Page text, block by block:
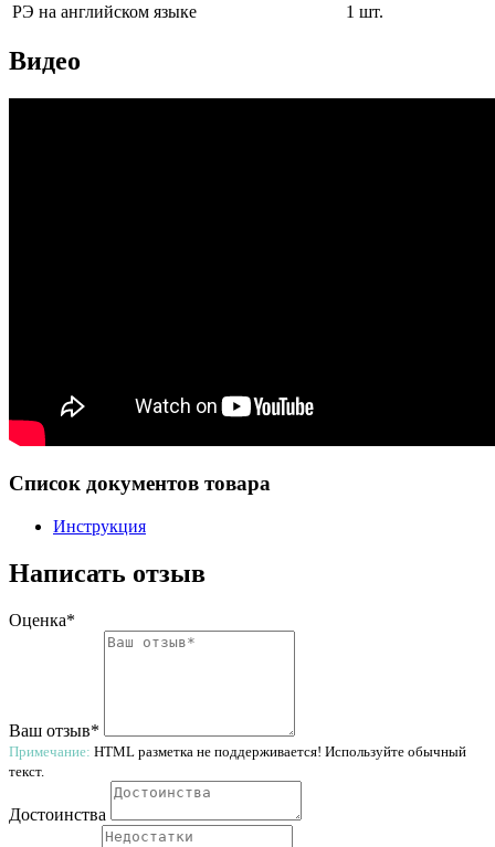
РЭ на английском языке
1 шт.
Видео
Список документов товара
Инструкция
Написать отзыв
Оценка*
Ваш отзыв*
Примечание: HTML разметка не поддерживается! Используйте обычный
текст.
Достоинства